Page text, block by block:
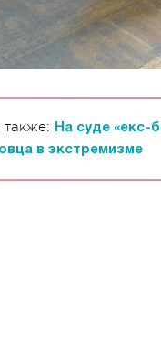
также:
На суде «екс-
в экстремизме